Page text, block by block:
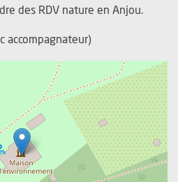
des RDV nature en Anjou.
accompagnateur)